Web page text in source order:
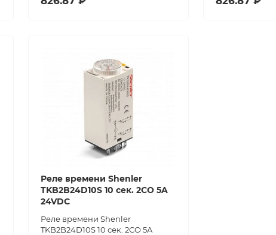
Реле времени Shenler
TKB2B24D10S 10 сек. 2CO 5A
24VDC
Реле времени Shenler
TKB2B24D10S 10 сек. 2CO 5A